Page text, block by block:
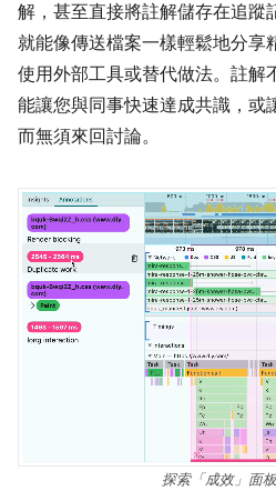
解，甚至直接將註解儲存在追蹤
就能像傳送檔案一樣輕鬆地分享
使用外部工具或替代做法。註解
能讓您與同事快速達成共識，或
而無須來回討論。
探索「成效」面